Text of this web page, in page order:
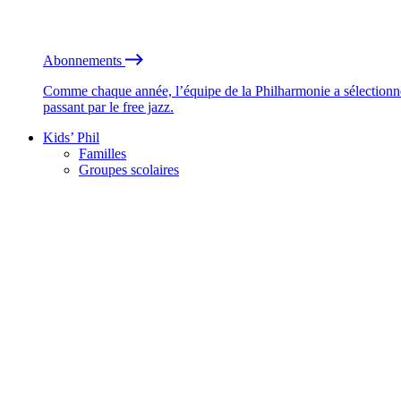
Abonnements
Comme chaque année, l’équipe de la Philharmonie a
passant par le free jazz.
Kids’ Phil
Familles
Groupes scolaires